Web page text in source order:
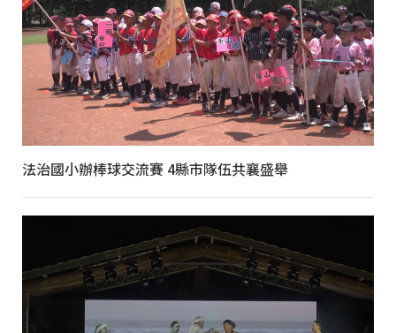
法治國小辦棒球交流賽 4縣市隊伍共襄盛舉